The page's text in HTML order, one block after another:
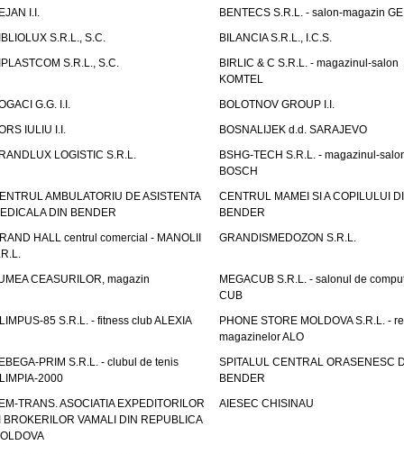
I.I.
BENTECS S.R.L. - salon-magazin
S.R.L., S.C.
BILANCIA S.R.L., I.C.S.
S.R.L., S.C.
BIRLIC & C S.R.L. - magazinul-salon
KOMTEL
G.G. I.I.
BOLOTNOV GROUP I.I.
IULIU I.I.
BOSNALIJEK d.d. SARAJEVO
LOGISTIC S.R.L.
BSHG-TECH S.R.L. - magazinul-
BOSCH
AMBULATORIU DE ASISTENTA
DIN BENDER
CENTRUL MAMEI SI A COPILULUI
BENDER
HALL centrul comercial - MANOLII
GRANDISMEDOZON S.R.L.
CEASURILOR, magazin
MEGACUB S.R.L. - salonul de
CUB
85 S.R.L. - fitness club ALEXIA
PHONE STORE MOLDOVA S.R.L. -
magazinelor ALO
PRIM S.R.L. - clubul de tenis
2000
SPITALUL CENTRAL ORASENESC
BENDER
TRANS. ASOCIATIA EXPEDITORILOR
BROKERILOR VAMALI DIN REPUBLICA
AIESEC CHISINAU